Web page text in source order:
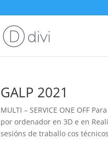
GALP 2021
MULTI – SERVICE ONE OFF
por ordenador en 3D e en
sesións de traballo cos